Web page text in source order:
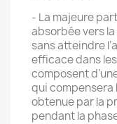
- La majeure
absorbée vers
sans atteindre
efficace dans
composent
qui compensera
obtenue par la
pendant la